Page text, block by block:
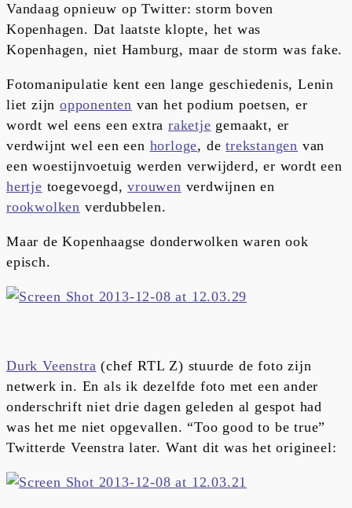
Vandaag opnieuw op Twitter: storm boven
Kopenhagen. Dat laatste klopte, het was
Kopenhagen, niet Hamburg, maar de storm was fake.
Fotomanipulatie kent een lange geschiedenis, Lenin
liet zijn opponenten van het podium poetsen, er
wordt wel eens een extraraketje gemaakt, er
verdwijnt wel een een horloge, detrekstangen van
een woestijnvoetuig werden verwijderd, er wordt een
hertje toegevoegd,vrouwen verdwijnen en
rookwolken verdubbelen.
Maar de Kopenhaagse donderwolken waren ook
episch.
Durk Veenstra (chef RTL Z) stuurde de foto zijn
netwerk in. En als ik dezelfde foto met een ander
onderschrift niet drie dagen geleden al gespot had
was het me niet opgevallen. “Too good to be true”
Twitterde Veenstra later. Want dit was het origineel: